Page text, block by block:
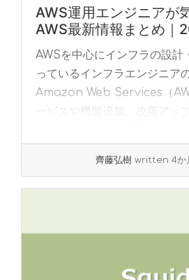
AWS運用エンジニアが
AWS最新情報まとめ｜
AWSを中心にインフラの設計
っているインフラエンジニ
Amazon Web Services（
ービスや機能追加、改善アッ
齊藤弘樹 written 4か